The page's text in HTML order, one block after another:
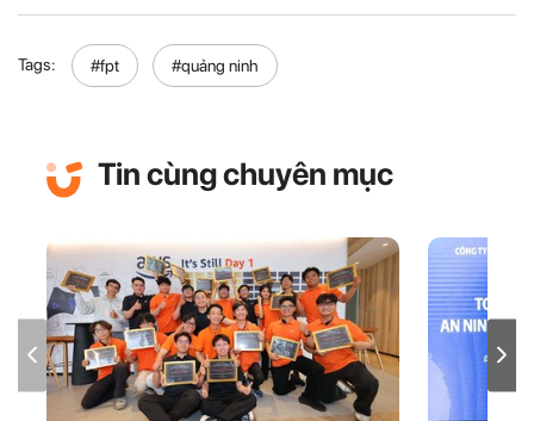
Tags: #fpt #quảng ninh
Tin cùng chuyên mục